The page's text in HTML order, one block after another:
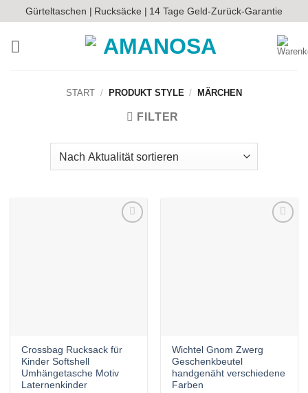
Inhalt
springen
Gürteltaschen | Rucksäcke | 14 Tage Geld-Zurück-Garantie
START / PRODUKT STYLE / MÄRCHEN
FILTER
Crossbag Rucksack für
Kinder Softshell
Umhängetasche Motiv
Laternenkinder
Wichtel Gnom Zwerg
Geschenkbeutel
handgenäht verschiedene
Farben